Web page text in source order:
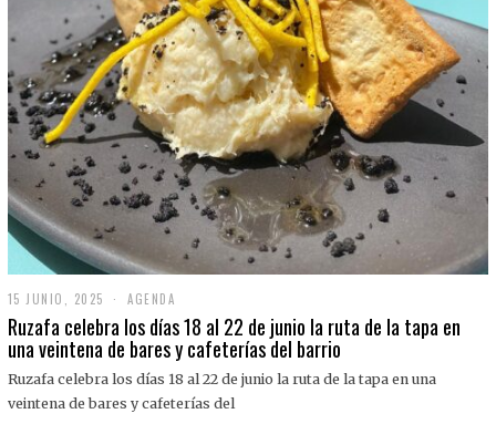
15 JUNIO, 2025
J
U
I
O
AGENDA
Ruzafa celebra los días 18 al 22 de junio la ruta de la tapa en
una veintena de bares y cafeterías del barrio
Ruzafa celebra los días 18 al 22 de junio la ruta de la tapa en una
veintena de bares y cafeterías del